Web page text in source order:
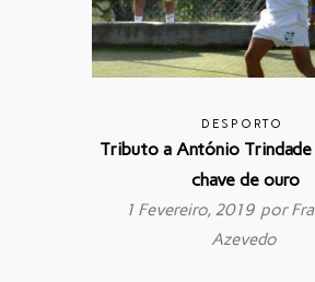
DESPORTO
Tributo a António Trindade
chave de ouro
1 Fevereiro, 2019 por
Azevedo